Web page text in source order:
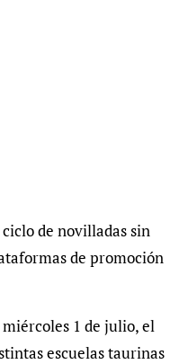
de novilladas sin
de promoción
1 de julio, el
escuelas taurinas